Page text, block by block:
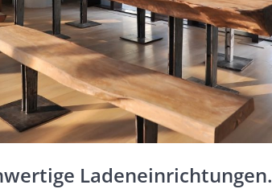
Ladeneinrichtungen.